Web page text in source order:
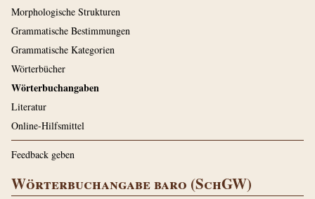
Morphologische Strukturen
Grammatische Bestimmungen
Grammatische Kategorien
Wörterbücher
Wörterbuchangaben
Literatur
Online-Hilfsmittel
Feedback geben
Wörterbuchangabe baro (SchGW)